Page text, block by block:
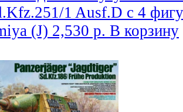
1 Ausf.D с 4
(J) 2,530 р. В корзину